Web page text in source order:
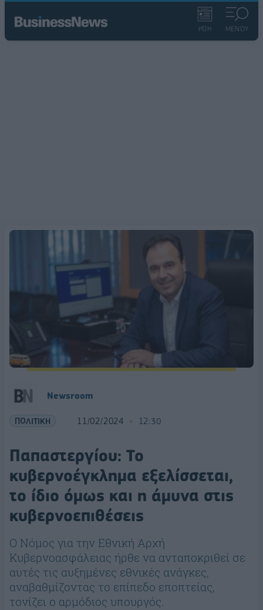
ΡΟΗ ΜΕΝΟΥ
Newsroom
ΠΟΛΙΤΙΚΗ 11/02/2024 12:30
Παπαστεργίου: Το
κυβερνοέγκλημα εξελίσσεται,
το ίδιο όμως και η άμυνα στις
κυβερνοεπιθέσεις
Ο Νόμος για την Εθνική Αρχή
Κυβερνοασφάλειας ήρθε να ανταποκριθεί σε
αυτές τις αυξημένες εθνικές ανάγκες,
αναβαθμίζοντας το επίπεδο εποπτείας,
τονίζει ο αρμόδιος υπουργός.